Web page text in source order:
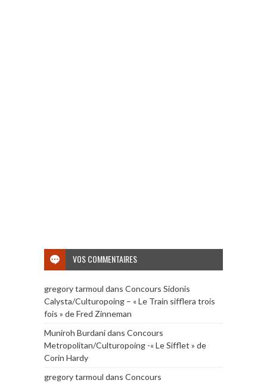
VOS COMMENTAIRES
gregory tarmoul dans Concours Sidonis
Calysta/Culturopoing – « Le Train sifflera trois
fois » de Fred Zinneman
Muniroh Burdanidans Concours
Metropolitan/Culturopoing -« Le Sifflet » de
Corin Hardy
gregory tarmoul dans Concours